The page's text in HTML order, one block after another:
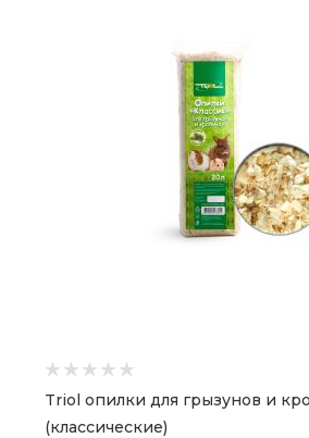
Triol опилки для грызунов и
(классические)